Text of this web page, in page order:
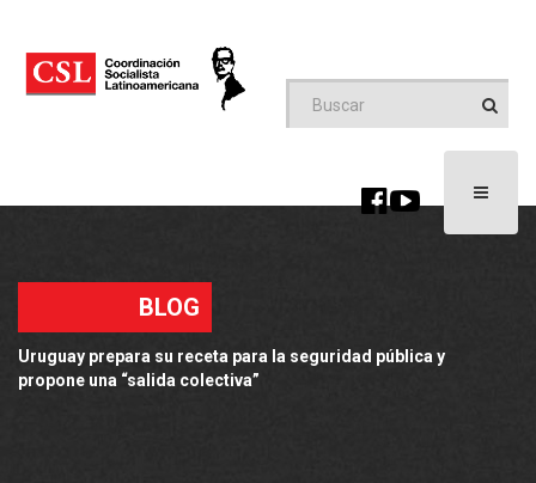
Toggle
BLOG
Uruguay prepara su receta para la seguridad pública y
propone una “salida colectiva”